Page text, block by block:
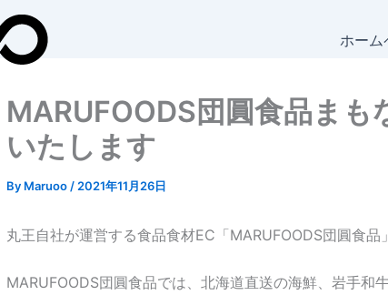
ホーム
MARUFOODS団圓食品まも
いたします
By Maruoo / 2021年11月26日
丸王自社が運営する食品食材EC「MARUFOODS団圓食品
MARUFOODS団圓食品では、北海道直送の海鮮、岩手和